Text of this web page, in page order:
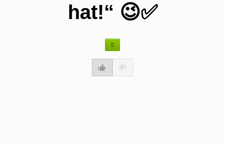
hat!“ 😉✅